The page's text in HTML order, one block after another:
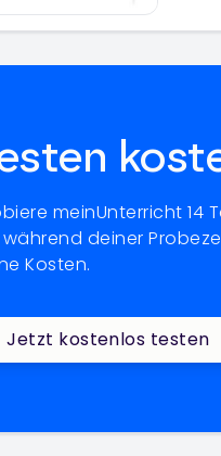
meinUnterricht 14
deiner
Kosten.
Jetzt kostenlos testen